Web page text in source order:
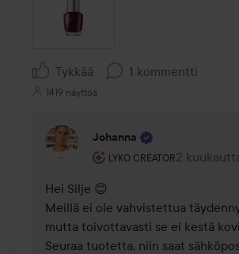
Tykkää 1 kommentti
1419 näyttöä
Johanna
LYKO CREATOR
Käyttäjän rooli: Lyko
2
Hei Silje 😊
Meillä ei ole vahvistettua
mutta toivottavasti se ei kestä
Seuraa tuotetta, niin saat